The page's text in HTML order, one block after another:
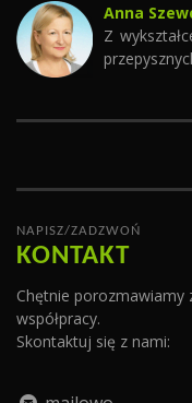
Anna
Z
NAPISZ/ZADZWOŃ
KONTAKT
Chętnie porozmawiamy
współpracy.
Skontaktuj się z nami: